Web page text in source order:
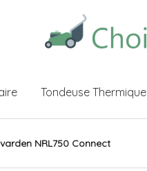
Tondeuse Thermique
NRL750 Connect